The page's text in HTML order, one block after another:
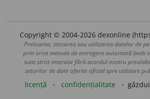
Copyright © 2004-2026 dexonline
Preluarea, stocarea sau utilizarea datelor de
prin orice metode de extragere automată (web
sunt strict interzise fără acordul nostru
seturilor de date oferite oficial spre utilizare
licență confidențialitate